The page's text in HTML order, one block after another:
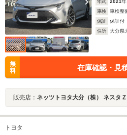
年式 2021年
車検
車検整
保証
保証付
住所
大分県
無
料
在庫確認・見
販売店： ネッツトヨタ大分（株） ネスタ
トヨタ